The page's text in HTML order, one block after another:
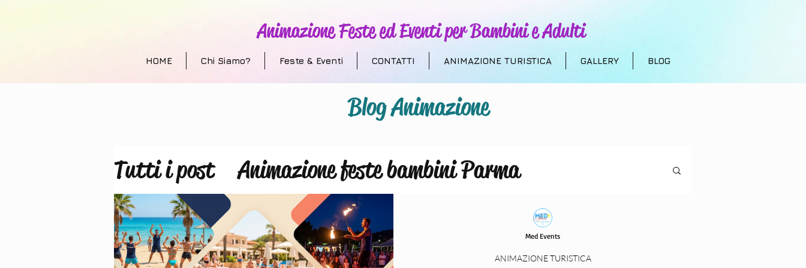
Animazione Feste ed Eventi per Bambini e Adulti
HOME Chi Siamo? Feste & Eventi CONTATTI ANIMAZIONE TURISTICA GALLERY BLOG
Blog Animazione
Tutti i post
Animazione feste bambini Parma
Allestimento e Addobbi a Tema
Animazione Turistica
ANIMAZIONE TURISTICA
Med Events